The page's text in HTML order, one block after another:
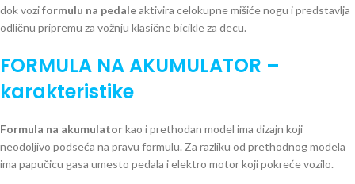
dok voziformulu na pedaleaktivira celokupne mišiće nogu i predstavlja
odličnu pripremu za vožnju klasične bicikle za decu.
FORMULA NA AKUMULATOR –
karakteristike
Formula na akumulatorkao i prethodan model ima dizajn koji
neodoljivo podseća na pravu formulu. Za razliku od prethodnog modela
ima papučicu gasa umesto pedala i elektro motor koji pokreće vozilo.